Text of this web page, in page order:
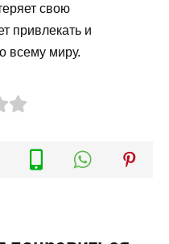
свою
привлекать и
всему миру.